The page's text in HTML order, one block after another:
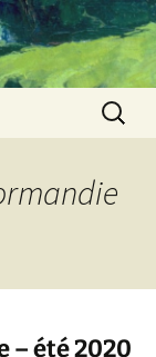
été 2020